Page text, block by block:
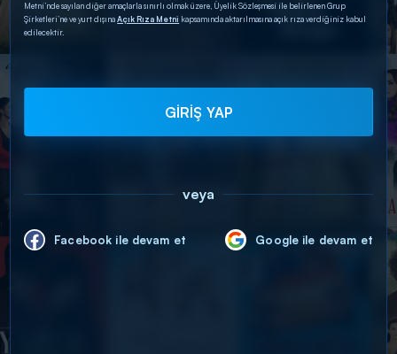
Metni’nde sayılan diğer amaçlarla sınırlı olmak üzere, Üyelik Sözleşmesi ile belirlenen Grup
Şirketleri’ne ve yurt dışınaAçık Rıza Metni kapsamında aktarılmasına açık rıza verdiğiniz kabul
edilecektir.
GİRİŞ YAP
veya
Facebook ile devam et Google ile devam et